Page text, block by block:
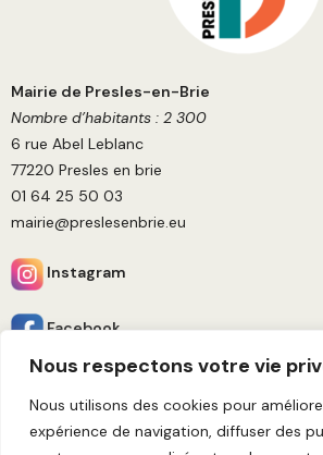
Nous respectons votre vie
Nous utilisons des cookies pour
expérience de navigation, diffuser des
Mairie de Presles-en-Brie
Nombre d’habitants : 2 300
6 rue Abel Leblanc
77220 Presles en brie
01 64 25 50 03
mairie@preslesenbrie.eu
Instagram
Facebook
Horaires d’ouverture
Du lundi au jeudi :
8h30-12h et 15h30-17h30